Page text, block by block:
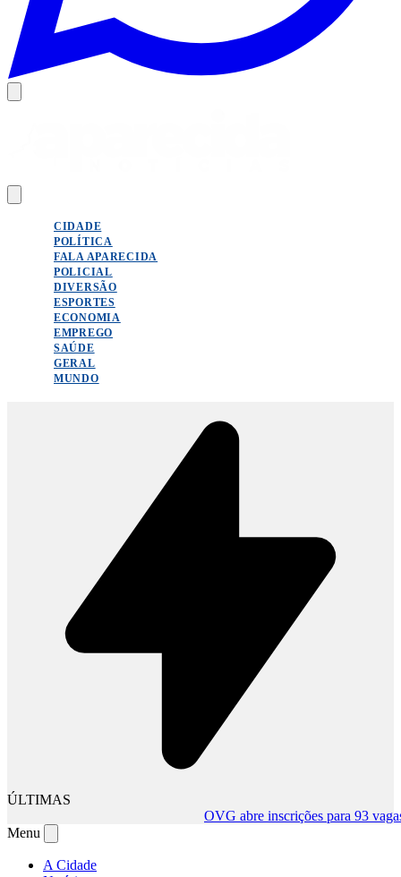
CIDADE
POLÍTICA
FALA APARECIDA
POLICIAL
DIVERSÃO
ESPORTES
ECONOMIA
EMPREGO
SAÚDE
GERAL
MUNDO
ÚLTIMAS
OVG abre inscrições para 93 vagas
Menu
A Cidade